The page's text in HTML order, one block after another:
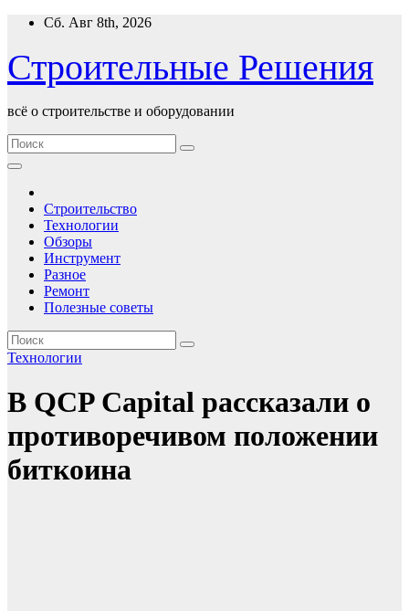
Перейти
содержимому
Сб. Авг 8th, 2026
Строительные Решения
всё о строительстве и оборудовании
Строительство
Технологии
Обзоры
Инструмент
Разное
Ремонт
Полезные советы
Технологии
В QCP Capital рассказали о
противоречивом положении
биткоина